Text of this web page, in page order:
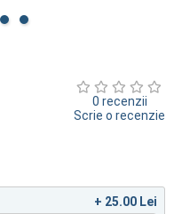
0 recenzii
Scrie o recenzie
+ 25.00 Lei